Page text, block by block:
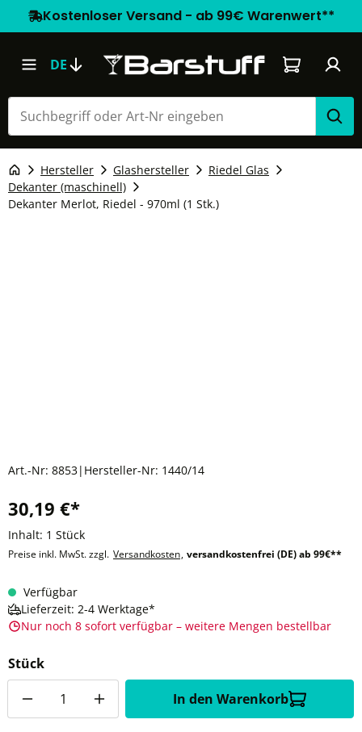
Kostenloser Versand - ab 99€ Warenwert**
DE Warenkorb
Hersteller Glashersteller
Riedel Glas
Dekanter (maschinell)
Dekanter Merlot, Riedel - 970ml (1 Stk.)
Art.-Nr: 8853| Hersteller-Nr: 1440/14
30,19 €*
Inhalt: 1 Stück
Preise inkl. MwSt. zzgl. Versandkosten, versandkostenfrei (DE) ab 99€**
Verfügbar
Lieferzeit: 2-4 Werktage*
Nur noch 8 sofort verfügbar – weitere Mengen bestellbar
Stück
In den Warenkorb